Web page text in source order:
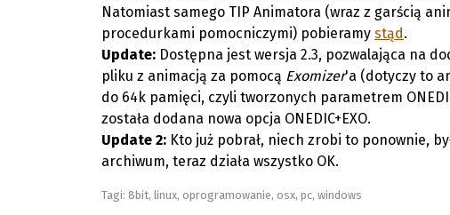
Natomiast samego TIP Animatora (wraz z garścią
procedurkami pomocniczymi) pobieramy stąd.
Update: Dostępna jest wersja 2.3, pozwalająca na
pliku z animacją za pomocą Exomizer'a (dotyczy to
do 64k pamięci, czyli tworzonych parametrem
została dodana nowa opcja ONEDIC+EXO.
Update 2: Kto już pobrał, niech zrobi to ponownie,
archiwum, teraz działa wszystko OK.
Tagi: 8bit, linux, oprogramowanie, osx, pc, windows